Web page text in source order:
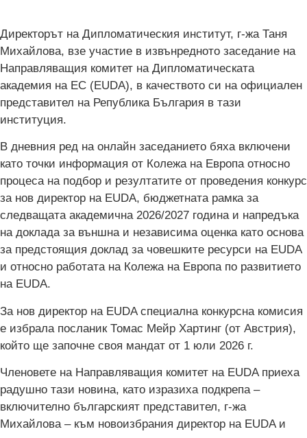
Директорът на Дипломатическия институт, г-жа Таня
Михайлова, взе участие в извънредното заседание на
Направляващия комитет на Дипломатическата
академия на ЕС (EUDA), в качеството си на официален
представител на Република България в тази
институция.
В дневния ред на онлайн заседанието бяха включени
като точки информация от Колежа на Европа относно
процеса на подбор и резултатите от проведения конкурс
за нов директор на EUDA, бюджетната рамка за
следващата академична 2026/2027 година и напредъка
на доклада за външна и независима оценка като основа
за предстоящия доклад за човешките ресурси на EUDA
и относно работата на Колежа на Европа по развитието
на EUDA.
За нов директор на EUDA специална конкурсна комисия
е избрала посланик Томас Мейр Хартинг (от Австрия),
който ще започне своя мандат от 1 юли 2026 г.
Членовете на Направляващия комитет на EUDA приеха
радушно тази новина, като изразиха подкрепа –
включително българският представител, г-жа
Михайлова – към новоизбрания директор на EUDA и